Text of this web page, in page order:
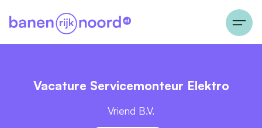
Vacature Servicemonteur Elektro
Vriend B.V.